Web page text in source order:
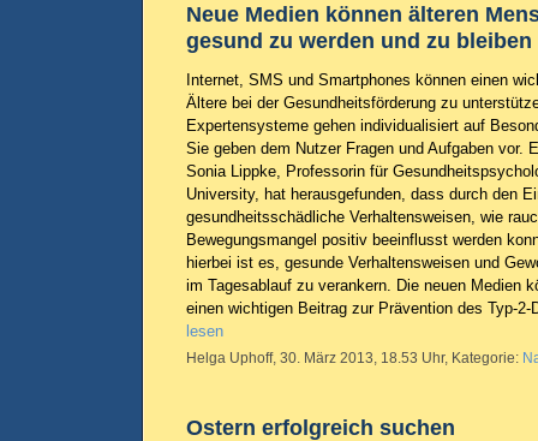
Neue Medien können älteren
gesund zu werden und zu bleiben
Internet, SMS und Smartphones können einen
Ältere bei der Gesundheitsförderung zu
Expertensysteme gehen individualisiert auf
Sie geben dem Nutzer Fragen und Aufgaben vor.
Sonia Lippke, Professorin für
University, hat herausgefunden, dass durch den
gesundheitsschädliche Verhaltensweisen, wie
Bewegungsmangel positiv beeinflusst werden
hierbei ist es, gesunde Verhaltensweisen und
im Tagesablauf zu verankern. Die neuen Medien
einen wichtigen Beitrag zur Prävention des Typ-
lesen
Helga Uphoff, 30. März 2013, 18.53 Uhr, Kategorie:
Ostern erfolgreich suchen